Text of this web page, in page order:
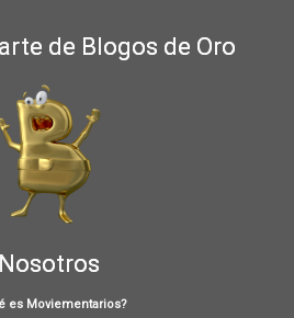
de Blogos de Oro
Nosotros
es Moviementarios?